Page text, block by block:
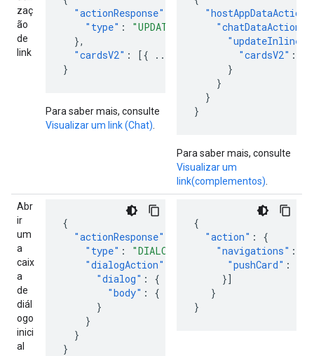
zaç
ão
de
link
"actionResponse"
"type" :
"UPDATE_USER_MESSAGE_CARDS"
},
"cardsV2" : [{ ...
}
Para saber mais, consulte
Visualizar um link (Chat)
"hostAppDataAction"
"chatDataAction"
"cardsV2" :
}
}
}
}
Para saber mais, consulte
Visualizar um
link(complementos)
Abr
ir
um
a
caix
a
de
diál
ogo
inici
al
{
"actionResponse"
"type" : "DIALOG"
"dialogAction"
"dialog" :
{
"body" : { /* Card object */
}
}
}
}
{
"action" :
{
"navigations" :
"pushCard" :
}]
}
}